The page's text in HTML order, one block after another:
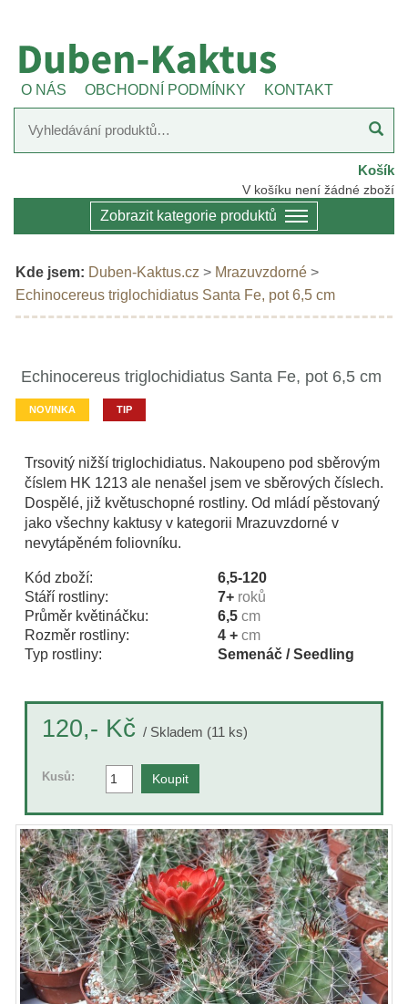
O NÁS OBCHODNÍ PODMÍNKY KONTAKT
Košík
V košíku není žádné zboží
Zobrazit kategorie produktů
Kde jsem: Duben-Kaktus.cz > Mrazuvzdorné >
Echinocereus triglochidiatus Santa Fe, pot 6,5 cm
Echinocereus triglochidiatus Santa Fe, pot 6,5 cm
NOVINKA TIP
Trsovitý nižší triglochidiatus. Nakoupeno pod sběrovým
číslem HK 1213 ale nenašel jsem ve sběrových číslech.
Dospělé, již květuschopné rostliny. Od mládí pěstovaný
jako všechny kaktusy v kategorii Mrazuvzdorné v
nevytápěném foliovníku.
Kód zboží:
6,5-120
Stáří rostliny:
7+ roků
Průměr květináčku:
6,5 cm
Rozměr rostliny:
4 + cm
Typ rostliny:
Semenáč / Seedling
120,- Kč / Skladem (11 ks)
Kusů: